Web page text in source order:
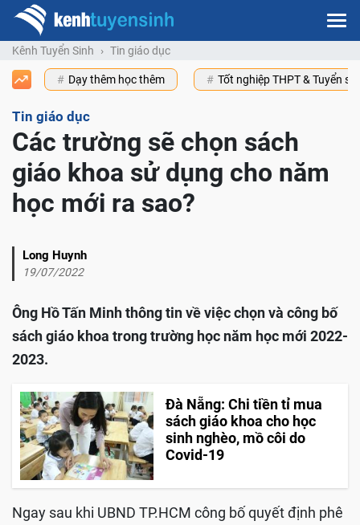
Kênh Tuyển Sinh Tin giáo dục
Dạy thêm học thêm Tốt nghiệp THPT & Tuyển
Tin giáo dục
Các trường sẽ chọn sách
giáo khoa sử dụng cho năm
học mới ra sao?
Long Huynh
19/07/2022
Ông Hồ Tấn Minh thông tin về việc chọn và công bố
sách giáo khoa trong trường học năm học mới 2022-
2023.
Đà Nẵng: Chi tiền tỉ mua
sách giáo khoa cho học
sinh nghèo, mồ côi do
Covid-19
Ngay sau khi UBND TP.HCM công bố quyết định phê